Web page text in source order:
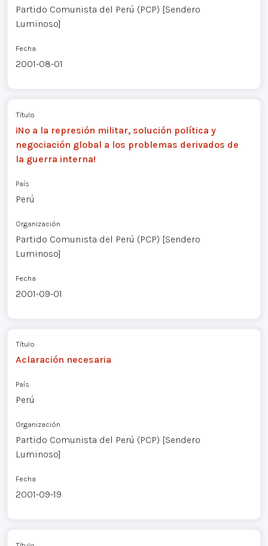
Partido Comunista del Perú (PCP) [Sendero
Luminoso]
Fecha
2001-08-01
Título
¡No a la represión militar, solución política y
negociación global a los problemas derivados de
la guerra interna!
País
Perú
Organización
Partido Comunista del Perú (PCP) [Sendero
Luminoso]
Fecha
2001-09-01
Título
Aclaración necesaria
País
Perú
Organización
Partido Comunista del Perú (PCP) [Sendero
Luminoso]
Fecha
2001-09-19